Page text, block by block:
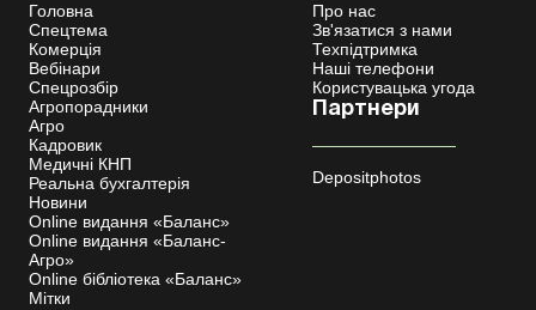
Головна
Спецтема
Комерція
Вебінари
Спецрозбір
Агропорадники
Агро
Кадровик
Медичні КНП
Реальна бухгалтерія
Новини
Online видання «Баланс»
Online видання «Баланс-
Агро»
Online бібліотека «Баланс»
Мітки
Про нас
Зв'язатися з нами
Техпідтримка
Наші телефони
Користувацька угода
Партнери
Depositphotos